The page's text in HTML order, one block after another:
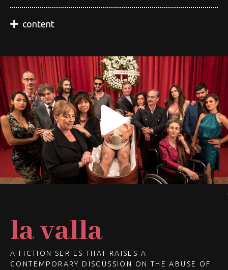
content
la valla
A FICTION SERIES THAT RAISES A
CONTEMPORARY DISCUSSION ON THE ABUSE OF